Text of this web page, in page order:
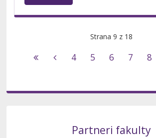
Strana 9 z 18
4 5 6 7 8
Partneri fakulty